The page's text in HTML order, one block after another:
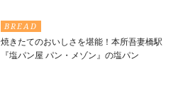
BREAD
焼きたてのおいしさを堪能！本所吾妻橋駅
『塩パン屋 パン・メゾン』の塩パン